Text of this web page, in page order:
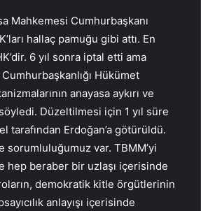
Mahkemesi Cumhurbaşkanı
hallaç pamuğu gibi attı. En
6 yıl sonra iptal etti ama
Hükümet
anayasa aykırı ve
Düzeltilmesi için 1 yıl süre
tarafından Erdoğan’a götürüldü.
sorumluluğumuz var. TBMM’yi
hep beraber bir uzlaşı içerisinde
demokratik kitle örgütlerinin
anlayışı içerisinde